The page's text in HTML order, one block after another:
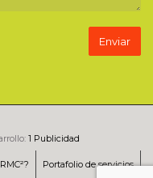
1 Publicidad
Portafolio de servicios